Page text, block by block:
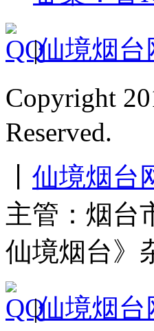
|仙境烟台
Copyright
Reserved.
仙境烟台
主管：烟台
仙境烟台》
|仙境烟台